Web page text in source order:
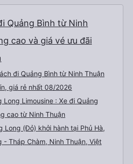
Quảng Bình từ Ninh
cao và giá vé ưu đãi
đi Quảng Bình từ Ninh Thuận
giá rẻ nhất 08/2026
Long Limousine : Xe đi Quảng
cao từ Ninh Thuận
Long (Đỏ) khởi hành tại Phủ Hà,
- Tháp Chàm, Ninh Thuận, Việt